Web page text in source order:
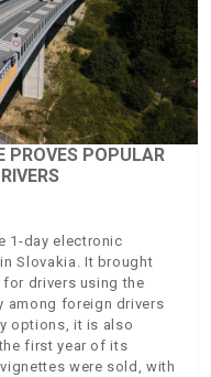
PROVES POPULAR
1-day electronic
Slovakia. It brought
drivers using the
among foreign drivers
options, it is also
first year of its
were sold, with